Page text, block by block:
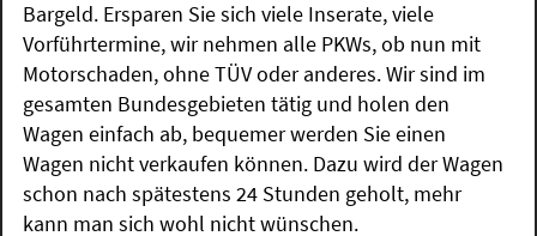
Bargeld. Ersparen Sie sich viele Inserate, viele
Vorführtermine, wir nehmen alle PKWs, ob nun mit
Motorschaden, ohne TÜV oder anderes. Wir sind im
gesamten Bundesgebieten tätig und holen den
Wagen einfach ab, bequemer werden Sie einen
Wagen nicht verkaufen können. Dazu wird der Wagen
schon nach spätestens 24 Stunden geholt, mehr
kann man sich wohl nicht wünschen.